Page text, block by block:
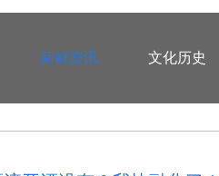
新鲜资讯 文化历史